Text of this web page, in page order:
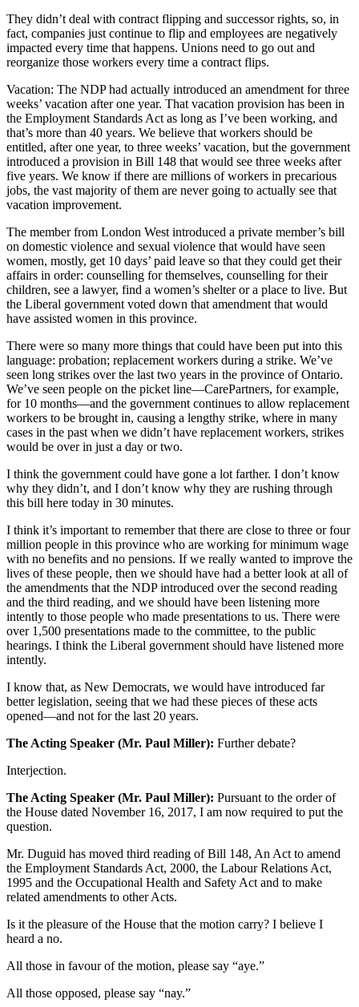
They didn’t deal with contract flipping and successor rights, so, in
fact, companies just continue to flip and employees are negatively
impacted every time that happens. Unions need to go out and
reorganize those workers every time a contract flips.
Vacation: The NDP had actually introduced an amendment for three
weeks’ vacation after one year. That vacation provision has been in
the Employment Standards Act as long as I’ve been working, and
that’s more than 40 years. We believe that workers should be
entitled, after one year, to three weeks’ vacation, but the government
introduced a provision in Bill 148 that would see three weeks after
five years. We know if there are millions of workers in precarious
jobs, the vast majority of them are never going to actually see that
vacation improvement.
The member from London West introduced a private member’s bill
on domestic violence and sexual violence that would have seen
women, mostly, get 10 days’ paid leave so that they could get their
affairs in order: counselling for themselves, counselling for their
children, see a lawyer, find a women’s shelter or a place to live. But
the Liberal government voted down that amendment that would
have assisted women in this province.
There were so many more things that could have been put into this
language: probation; replacement workers during a strike. We’ve
seen long strikes over the last two years in the province of Ontario.
We’ve seen people on the picket line—CarePartners, for example,
for 10 months—and the government continues to allow replacement
workers to be brought in, causing a lengthy strike, where in many
cases in the past when we didn’t have replacement workers, strikes
would be over in just a day or two.
I think the government could have gone a lot farther. I don’t know
why they didn’t, and I don’t know why they are rushing through
this bill here today in 30 minutes.
I think it’s important to remember that there are close to three or four
million people in this province who are working for minimum wage
with no benefits and no pensions. If we really wanted to improve the
lives of these people, then we should have had a better look at all of
the amendments that the NDP introduced over the second reading
and the third reading, and we should have been listening more
intently to those people who made presentations to us. There were
over 1,500 presentations made to the committee, to the public
hearings. I think the Liberal government should have listened more
intently.
I know that, as New Democrats, we would have introduced far
better legislation, seeing that we had these pieces of these acts
opened—and not for the last 20 years.
The Acting Speaker (Mr. Paul Miller): Further debate?
Interjection.
The Acting Speaker (Mr. Paul Miller): Pursuant to the order of
the House dated November 16, 2017, I am now required to put the
question.
Mr. Duguid has moved third reading of Bill 148, An Act to amend
the Employment Standards Act, 2000, the Labour Relations Act,
1995 and the Occupational Health and Safety Act and to make
related amendments to other Acts.
Is it the pleasure of the House that the motion carry? I believe I
heard a no.
All those in favour of the motion, please say “aye.”
All those opposed, please say “nay.”